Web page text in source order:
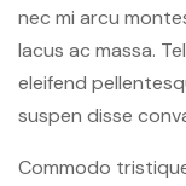
nec mi arcu
lacus ac massa.
eleifend
suspen disse
Commodo